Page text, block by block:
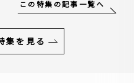
この特集の記事一覧へ
集を見る